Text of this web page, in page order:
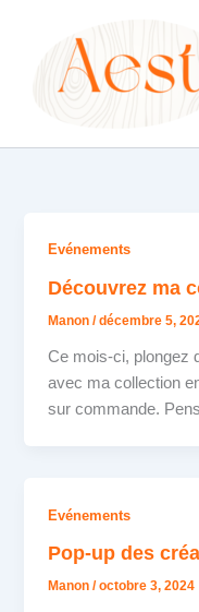
Evénements
Découvrez ma
Manon/décembre 5,
Ce mois-ci, plongez
avec ma collection
sur commande.
Evénements
Pop-up des
Manon/octobre 3, 2024